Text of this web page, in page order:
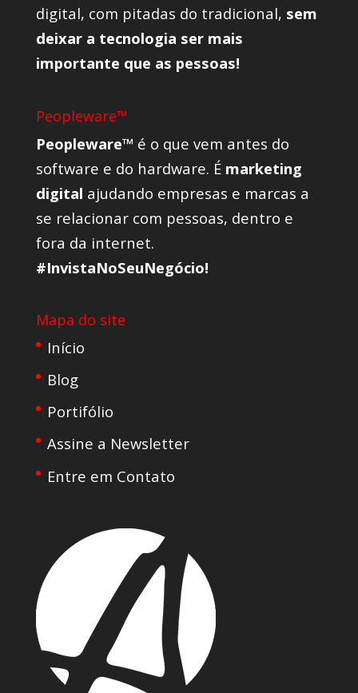
digital, com pitadas do tradicional, sem
deixar a tecnologia ser mais
importante que as pessoas!
Peopleware™
Peopleware™ é o que vem antes do
software e do hardware. É marketing
digital ajudando empresas e marcas a
se relacionar com pessoas, dentro e
fora da internet.
#InvistaNoSeuNegócio!
Mapa do site
Início
Blog
Portifólio
Assine a Newsletter
Entre em Contato